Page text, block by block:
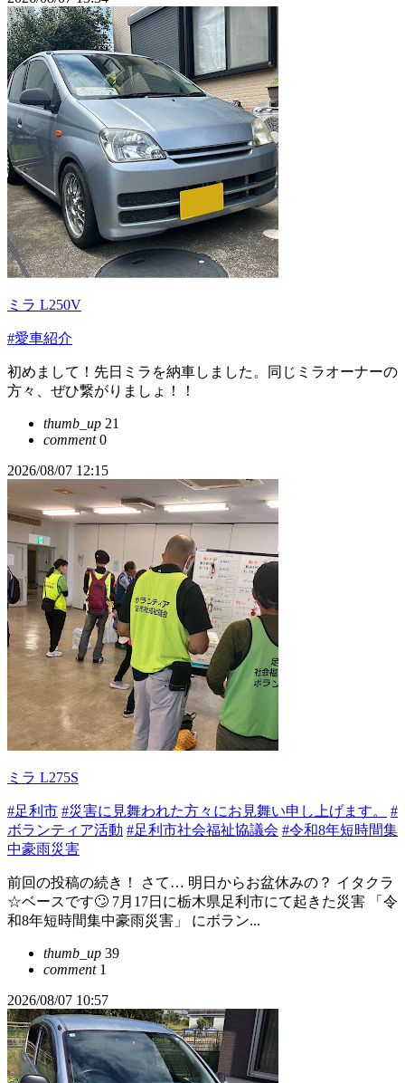
ミラ L250V
#愛車紹介
初めまして！先日ミラを納車しました。同じミラオーナーの
方々、ぜひ繋がりましょ！！
thumb_up 21
comment0
2026/08/07 12:15
ミラ L275S
#足利市 #災害に見舞われた方々にお見舞い申し上げます。
#
ボランティア活動 #足利市社会福祉協議会 #令和8年短時間集
中豪雨災害
前回の投稿の続き！ さて… 明日からお盆休みの？ イタクラ
☆ベースです🙄 7月17日に栃木県足利市にて起きた災害 「令
和8年短時間集中豪雨災害」 にボラン...
thumb_up 39
comment1
2026/08/07 10:57